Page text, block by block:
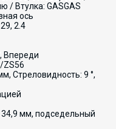
/ Втулка: GASGAS
ось
2.4
Впереди
ZS56
Стреловидность: 9 °,
мм, подседельный